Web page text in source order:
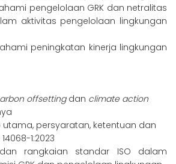
pengelolaan GRK dan netralitas
aktivitas pengelolaan lingkungan
peningkatan kinerja lingkungan
offsettingdan climate action
utama, persyaratan, ketentuan dan
1:2023
dan rangkaian standar ISO dalam